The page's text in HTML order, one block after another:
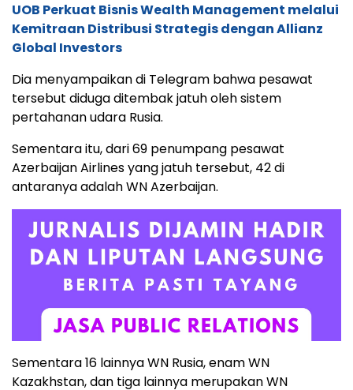
UOB Perkuat Bisnis Wealth Management melalui
Kemitraan Distribusi Strategis dengan Allianz
Global Investors
Dia menyampaikan di Telegram bahwa pesawat
tersebut diduga ditembak jatuh oleh sistem
pertahanan udara Rusia.
Sementara itu, dari 69 penumpang pesawat
Azerbaijan Airlines yang jatuh tersebut, 42 di
antaranya adalah WN Azerbaijan.
Sementara 16 lainnya WN Rusia, enam WN
Kazakhstan, dan tiga lainnya merupakan WN